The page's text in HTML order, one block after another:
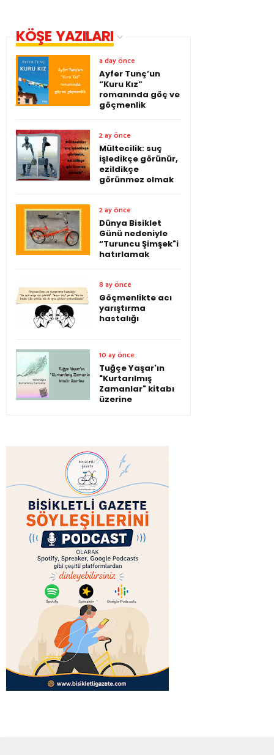
KÖŞE YAZILARI
a day önce
Ayfer Tunç’un
“Kuru Kız”
romanında göç ve
göçmenlik
2 ay önce
Mültecilik: suç
işledikçe görünür,
ezildikçe
görünmez olmak
2 ay önce
Dünya Bisiklet
Günü nedeniyle
“Turuncu Şimşek"i
hatırlamak
8 ay önce
Göçmenlikte acı
yarıştırma
hastalığı
10 ay önce
Tuğçe Yaşar'ın
"Kurtarılmış
Zamanlar" kitabı
üzerine